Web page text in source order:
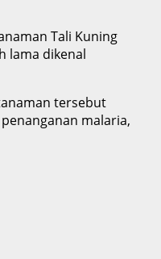
Tali Kuning
lama dikenal
tersebut
malaria,